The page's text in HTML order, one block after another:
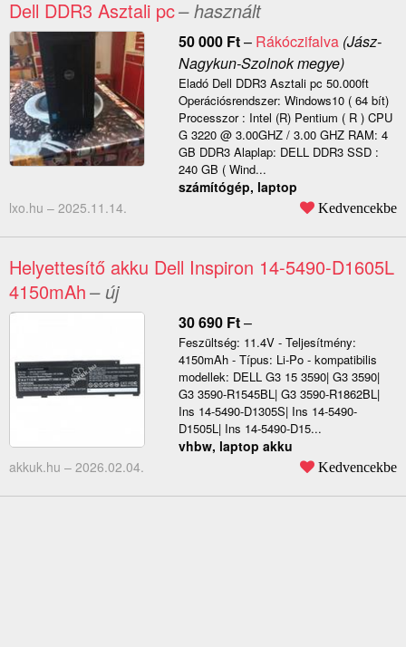
Dell DDR3 Asztali pc– használt
50 000 Ft– Rákóczifalva(Jász-
Nagykun-Szolnok megye)
Eladó Dell DDR3 Asztali pc 50.000ft
Operációsrendszer: Windows10 ( 64 bít)
Processzor : Intel (R) Pentium ( R ) CPU
G 3220 @ 3.00GHZ / 3.00 GHZ RAM: 4
GB DDR3 Alaplap: DELL DDR3 SSD :
240 GB ( Wind...
számítógép, laptop
lxo.hu – 2025.11.14. Kedvencekbe
Helyettesítő akku Dell Inspiron 14-5490-D1605L
4150mAh– új
30 690 Ft–
Feszültség: 11.4V - Teljesítmény:
4150mAh - Típus: Li-Po - kompatibilis
modellek: DELL G3 15 3590| G3 3590|
G3 3590-R1545BL| G3 3590-R1862BL|
Ins 14-5490-D1305S| Ins 14-5490-
D1505L| Ins 14-5490-D15...
vhbw, laptop akku
akkuk.hu – 2026.02.04. Kedvencekbe